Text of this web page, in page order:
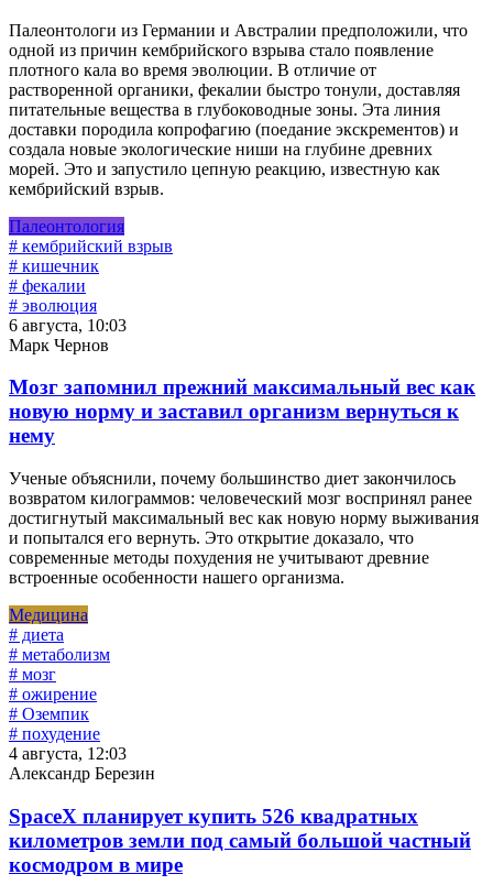
Палеонтологи из Германии и Австралии предположили, что
одной из причин кембрийского взрыва стало появление
плотного кала во время эволюции. В отличие от
растворенной органики, фекалии быстро тонули, доставляя
питательные вещества в глубоководные зоны. Эта линия
доставки породила копрофагию (поедание экскрементов) и
создала новые экологические ниши на глубине древних
морей. Это и запустило цепную реакцию, известную как
кембрийский взрыв.
Палеонтология
# кембрийский взрыв
# кишечник
# фекалии
# эволюция
6 августа, 10:03
Марк Чернов
Мозг запомнил прежний максимальный вес как
новую норму и заставил организм вернуться к
нему
Ученые объяснили, почему большинство диет закончилось
возвратом килограммов: человеческий мозг воспринял ранее
достигнутый максимальный вес как новую норму выживания
и попытался его вернуть. Это открытие доказало, что
современные методы похудения не учитывают древние
встроенные особенности нашего организма.
Медицина
# диета
# метаболизм
# мозг
# ожирение
# Оземпик
# похудение
4 августа, 12:03
Александр Березин
SpaceX планирует купить 526 квадратных
километров земли под самый большой частный
космодром в мире